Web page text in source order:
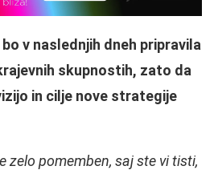
v naslednjih dneh pripravila
skupnostih, zato da
in cilje nove strategije
zelo pomemben, saj ste vi tisti,